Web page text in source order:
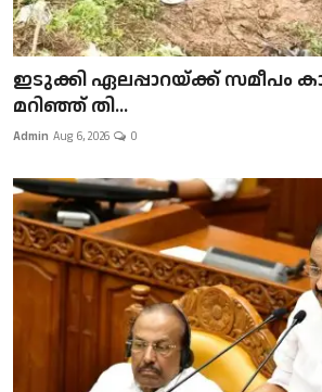
ഇടുക്കി ഏലപ്പാറയ്ക്ക് സമീപം
മറിഞ്ഞ് തി...
Admin Aug 6, 2026 0